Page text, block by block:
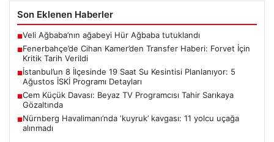
Son Eklenen Haberler
■Veli Ağbaba’nın ağabeyi Hür Ağbaba tutuklandı
■Fenerbahçe’de Cihan Kamer’den Transfer Haberi: Forvet İçin
Kritik Tarih Verildi
■İstanbul’un 8 İlçesinde 19 Saat Su Kesintisi Planlanıyor: 5
Ağustos İSKİ Programı Detayları
■Cem Küçük Davası: Beyaz TV Programcısı Tahir Sarıkaya
Gözaltında
■Nürnberg Havalimanı’nda ‘kuyruk’ kavgası: 11 yolcu uçağa
alınmadı